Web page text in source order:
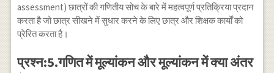
assessment) छात्रों की गणितीय सोच के बारे में महत्वपूर्ण प्रतिक्रिया प्रदान
करता है जो छात्र सीखने में सुधार करने के लिए छात्र और शिक्षक कार्यों को
प्रेरित करता है।
प्रश्न:5.गणित में मूल्यांकन और मूल्यांकन में क्या अंतर